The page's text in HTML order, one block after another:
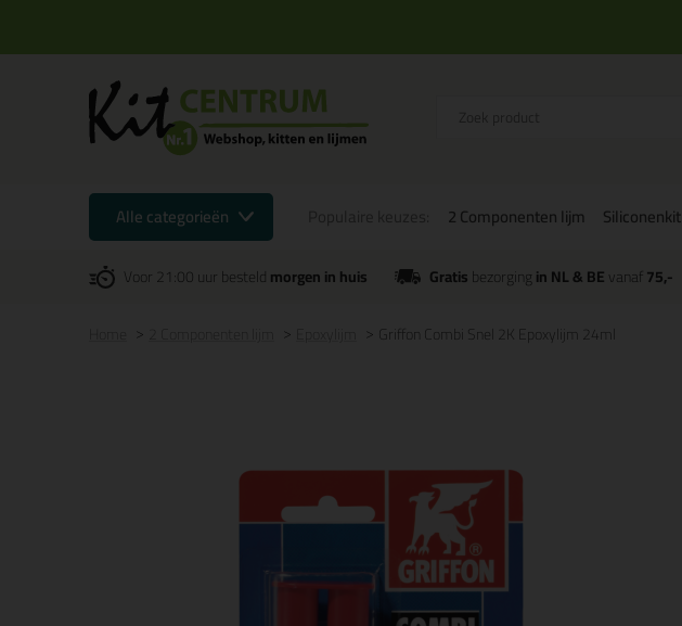
Alle categorieën 2 Componenten lijm Siliconenkit
Voor 21:00 uur besteldmorgen in huis Gratisbezorgingin NL & BEvanaf 75,-
Griffon Combi Snel 2K Epoxylijm 24ml